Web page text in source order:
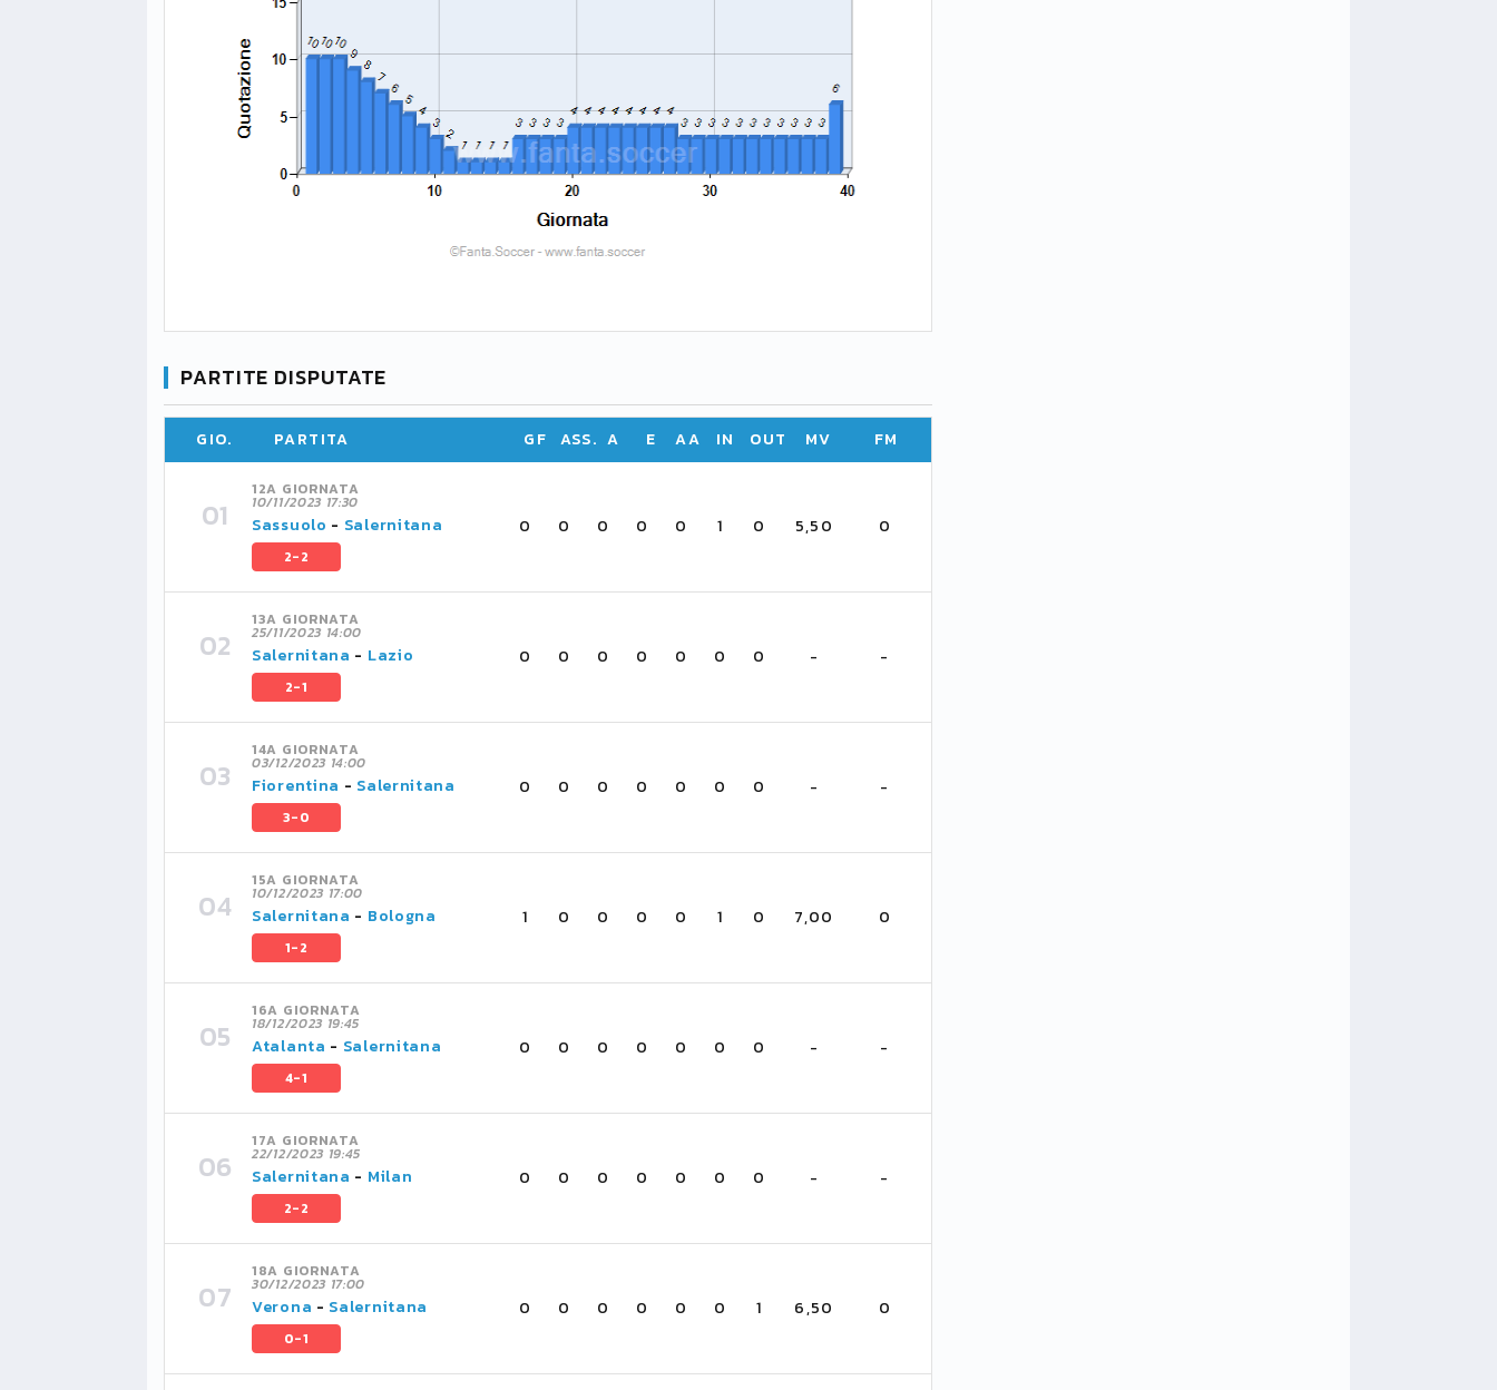
PARTITE DISPUTATE
GIO. PARTITA GF ASS. A E AA IN OUT MV FM
12A GIORNATA
10/11/2023 17:30
Sassuolo - Salernitana
2-2
0 0 0 0 0 1 0 5,50 0
13A GIORNATA
25/11/2023 14:00
Salernitana - Lazio
2-1
0 0 0 0 0 0 0 - -
14A GIORNATA
03/12/2023 14:00
Fiorentina - Salernitana
3-0
0 0 0 0 0 0 0 - -
15A GIORNATA
10/12/2023 17:00
Salernitana - Bologna
1-2
1 0 0 0 0 1 0 7,00 0
16A GIORNATA
18/12/2023 19:45
Atalanta - Salernitana
4-1
0 0 0 0 0 0 0 - -
17A GIORNATA
22/12/2023 19:45
Salernitana - Milan
2-2
0 0 0 0 0 0 0 - -
18A GIORNATA
30/12/2023 17:00
Verona - Salernitana
0-1
0 0 0 0 0 0 1 6,50 0